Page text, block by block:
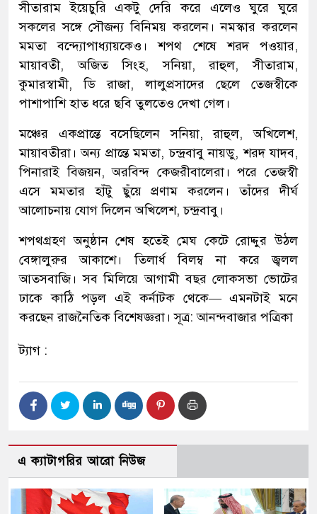
সীতারাম ইয়েচুরি একটু দেরি করে এলেও ঘুরে ঘুরে
সকলের সঙ্গে সৌজন্য বিনিময় করলেন। নমস্কার করলেন
মমতা বন্দ্যোপাধ্যায়কেও। শপথ শেষে শরদ পওয়ার,
মায়াবতী, অজিত সিংহ, সনিয়া, রাহুল, সীতারাম,
কুমারস্বামী, ডি রাজা, লালুপ্রসাদের ছেলে তেজস্বীকে
পাশাপাশি হাত ধরে ছবি তুলতেও দেখা গেল।
মঞ্চের একপ্রান্তে বসেছিলেন সনিয়া, রাহুল, অখিলেশ,
মায়াবতীরা। অন্য প্রান্তে মমতা, চন্দ্রবাবু নায়ডু, শরদ যাদব,
পিনারাই বিজয়ন, অরবিন্দ কেজরীবালেরা। পরে তেজস্বী
এসে মমতার হাঁটু ছুঁয়ে প্রণাম করলেন। তাঁদের দীর্ঘ
আলোচনায় যোগ দিলেন অখিলেশ, চন্দ্রবাবু।
শপথগ্রহণ অনুষ্ঠান শেষ হতেই মেঘ কেটে রোদ্দুর উঠল
বেঙ্গালুরুর আকাশে। তিলার্ধ বিলম্ব না করে জ্বলল
আতসবাজি। সব মিলিয়ে আগামী বছর লোকসভা ভোটের
ঢাকে কাঠি পড়ল এই কর্নাটক থেকে— এমনটাই মনে
করছেন রাজনৈতিক বিশেষজ্ঞরা। সূত্র: আনন্দবাজার পত্রিকা
ট্যাগ :
এ ক্যাটাগরির আরো নিউজ